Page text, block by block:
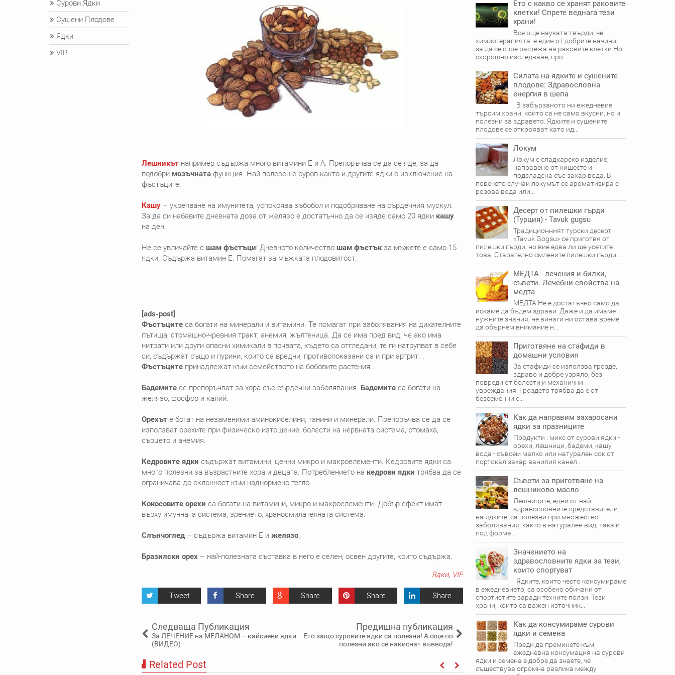
Лешникът например съдържа много витамини Е и А. Препоръчва се да се яде, за да
подобри мозъчната функция. Най-полезен е суров както и другите ядки с изключение на
фъстъците.
Кашу – укрепване на имунитета, успокоява зъбобол и подобряване на сърдечния мускул.
За да си набавите дневната доза от желязо е достатъчно да се изяде само 20 ядки кашу
на ден.
Не се увличайте с шам фъстъци! Дневното количество шам фъстък за мъжете е само 15
ядки. Съдържа витамин Е. Помагат за мъжката плодовитост.
[ads-post]
Фъстъците са богати на минерали и витамини. Те помагат при заболявания на дихателните
пътища, стомашно-чревния тракт, анемия, жълтеница. Да се има пред вид, че ако има
нитрати или други опасни химикали в почвата, където са отгледани, те ги натрупват в себе
си, съдържат също и пурини, които са вредни, противопоказани са и при артрит. .
Фъстъците принадлежат към семейството на бобовите растения.
Бадемите се препоръчват за хора със сърдечни заболявания. Бадемите са богати на
желязо, фосфор и калий.
Орехът е богат на незаменими аминокиселини, танини и минерали. Препоръчва се да се
използват орехите при физическо изтощение, болести на нервната система, стомаха,
сърцето и анемия.
Кедровите ядки съдържат витамини, ценни микро и макроелементи. Кедровите ядки са
много полезни за възрастните хора и децата. Потреблението на кедрови ядки трябва да се
ограничава до склонност към наднормено тегло.
Кокосовите орехи са богати на витамини, микро и макроелементи. Добър ефект имат
върху имунната система, зрението, храносмилателната система.
Слънчоглед– съдържа витамин Е и желязо
Бразилски орех – най-полезната съставка в него е селен, освен другите, които съдържа.
Ядки, VIP
Tweet Share Share Share Share
Следваща Публикация
За ЛЕЧЕНИЕ на МЕЛАНОМ – кайсиеви ядки
(ВИДЕО)
Предишна публикация
Ето защо суровите ядки са полезни! А още по
полезни ако се накиснат въввода!
Related Post
Ето с какво се хранят раковите
клетки! Спрете веднага тези
храни!
Все още науката твърди, че
химиотерапията е един от добрите начини,
за да се спре растежа на раковите клетки Но
скорошно изследване, про...
Силата на ядките и сушените
плодове: Здравословна
енергия в шепа
В забързаното ни ежедневие
търсим храни, които са не само вкусни, но и
полезни за здравето. Ядките и сушените
плодове се открояват като ид...
Локум
Локум е сладкарско изделие,
направено от нишесте и
подсладена със захар вода. В
повечето случаи локумът се ароматизира с
розова вода или...
Десерт от пилешки гърди
(Турция) - Tavuk gugsu
Традиционният турски десерт
«Tavuk Gogsu» се приготвя от
пилешки гърди, но вие едва ли ще усетите
това. Старателно смлените пилешки гърди...
МЕДТА - лечения и билки,
съвети. Лечебни свойства на
медта
МЕДТА Не е достатъчно само да
искаме да бъдем здрави. Даже и да имаме
нужните знания, не винаги ни оста­ва време
да обърнем внимание н...
Приготвяне на стафиди в
домашни условия
За стафиди се използва грозде,
здраво и добре узряло, без
повреди от болести и механични
увреждания. Гроздето трябва да е от
безсеменни с...
Как да направим захаросани
ядки за празниците
Продукти : микс от сурови ядки -
орехи, лешници, бадеми, кашу
вода - съвсем малко или натурален сок от
портокал захар ванилия канел...
Съвети за приготвяне на
лешниково масло
Лешниците, едни от най-
здравословните представители
на ядките, са полезни при множество
заболявания, както в натурален вид, така и
под форма...
Значението на
здравословните ядки за тези,
които спортуват
Ядките, които често консумираме
в ежедневието, са особено обичани от
спортистите заради техните ползи. Тези
храни, които са важен източник...
Как да консумираме сурови
ядки и семена
Преди да преминете към
ежедневна консумация на сурови
ядки и семена е добре да знаете, че
съществува огромна разлика между
Сурови Ядки
Сушени Плодове
Ядки
VIP